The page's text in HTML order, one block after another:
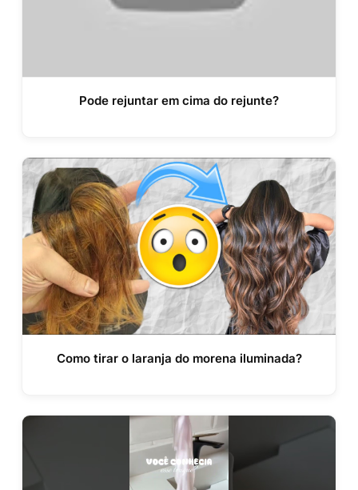
Pode rejuntar em cima do rejunte?
Como tirar o laranja do morena iluminada?